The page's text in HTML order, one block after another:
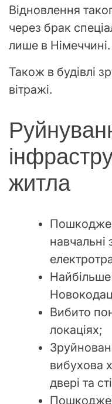
Відновлення
через брак
лише в Німеччині.
Також в будівлі
вітражі.
житла
навчальні
Вибито
локаціях;
вибухова
двері та